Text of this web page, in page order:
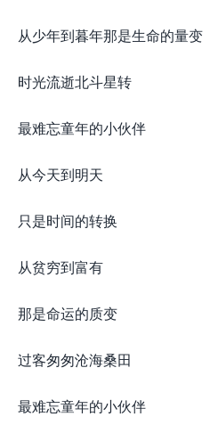
从少年到暮年那是生命的量变
时光流逝北斗星转
最难忘童年的小伙伴
从今天到明天
只是时间的转换
从贫穷到富有
那是命运的质变
过客匆匆沧海桑田
最难忘童年的小伙伴